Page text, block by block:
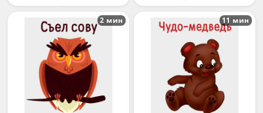
2 мин 11 мин